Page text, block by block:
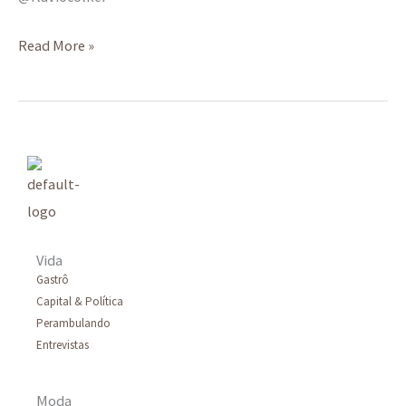
Read More »
Vida
Gastrô
Capital & Política
Perambulando
Entrevistas
Moda